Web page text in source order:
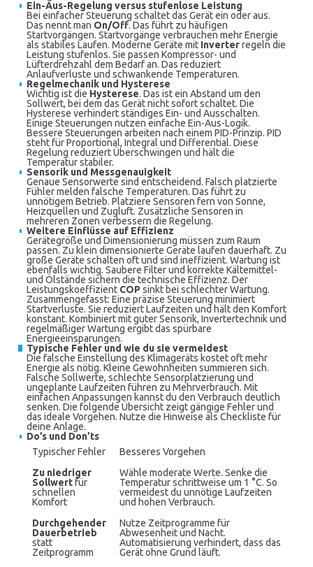
Ein-Aus-Regelung versus stufenlose Leistung
Bei einfacher Steuerung schaltet das Gerät ein oder aus.
Das nennt man On/Off. Das führt zu häufigen
Startvorgängen. Startvorgänge verbrauchen mehr Energie
als stabiles Laufen. Moderne Geräte mit Inverterregeln die
Leistung stufenlos. Sie passen Kompressor- und
Lüfterdrehzahl dem Bedarf an. Das reduziert
Anlaufverluste und schwankende Temperaturen.
Regelmechanik und Hysterese
Wichtig ist die Hysterese. Das ist ein Abstand um den
Sollwert, bei dem das Gerät nicht sofort schaltet. Die
Hysterese verhindert ständiges Ein- und Ausschalten.
Einige Steuerungen nutzen einfache Ein-Aus-Logik.
Bessere Steuerungen arbeiten nach einem PID-Prinzip. PID
steht für Proportional, Integral und Differential. Diese
Regelung reduziert Überschwingen und hält die
Temperatur stabiler.
Sensorik und Messgenauigkeit
Genaue Sensorwerte sind entscheidend. Falsch platzierte
Fühler melden falsche Temperaturen. Das führt zu
unnötigem Betrieb. Platziere Sensoren fern von Sonne,
Heizquellen und Zugluft. Zusätzliche Sensoren in
mehreren Zonen verbessern die Regelung.
Weitere Einflüsse auf Effizienz
Gerätegröße und Dimensionierung müssen zum Raum
passen. Zu klein dimensionierte Geräte laufen dauerhaft. Zu
große Geräte schalten oft und sind ineffizient. Wartung ist
ebenfalls wichtig. Saubere Filter und korrekte Kältemittel-
und Ölstände sichern die technische Effizienz. Der
Leistungskoeffizient COP sinkt bei schlechter Wartung.
Zusammengefasst: Eine präzise Steuerung minimiert
Startverluste. Sie reduziert Laufzeiten und hält den Komfort
konstant. Kombiniert mit guter Sensorik, Invertertechnik und
regelmäßiger Wartung ergibt das spürbare
Energieeinsparungen.
Typische Fehler und wie du sie vermeidest
Die falsche Einstellung des Klimageräts kostet oft mehr
Energie als nötig. Kleine Gewohnheiten summieren sich.
Falsche Sollwerte, schlechte Sensorplatzierung und
ungeplante Laufzeiten führen zu Mehrverbrauch. Mit
einfachen Anpassungen kannst du den Verbrauch deutlich
senken. Die folgende Übersicht zeigt gängige Fehler und
das ideale Vorgehen. Nutze die Hinweise als Checkliste für
deine Anlage.
Do’s und Don’ts
Typischer Fehler
Besseres Vorgehen
Zu niedriger
Sollwertfür
schnellen
Komfort
Wähle moderate Werte. Senke die
Temperatur schrittweise um 1 °C. So
vermeidest du unnötige Laufzeiten
und hohen Verbrauch.
Durchgehender
Dauerbetrieb
statt
Zeitprogramm
Nutze Zeitprogramme für
Abwesenheit und Nacht.
Automatisierung verhindert, dass das
Gerät ohne Grund läuft.